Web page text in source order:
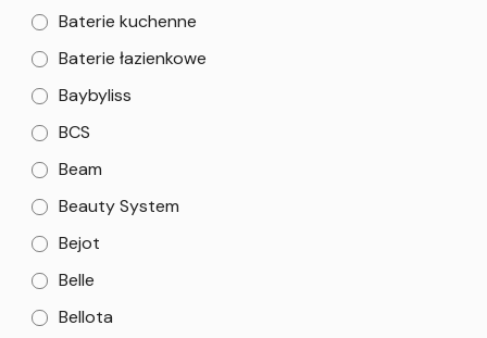
Baterie kuchenne
Baterie łazienkowe
Baybyliss
BCS
Beam
Beauty System
Bejot
Belle
Bellota